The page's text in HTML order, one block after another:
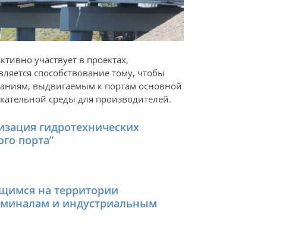
участвует в проектах,
способствование тому, чтобы
выдвигаемым к портам основной
среды для производителей.
гидротехнических
порта”
на территории
и индустриальным